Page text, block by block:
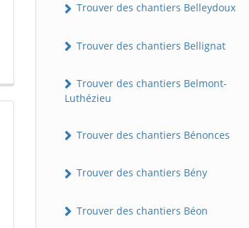
Trouver des chantiers Belleydoux
Trouver des chantiers Bellignat
Trouver des chantiers Belmont-
Luthézieu
Trouver des chantiers Bénonces
Trouver des chantiers Bény
Trouver des chantiers Béon